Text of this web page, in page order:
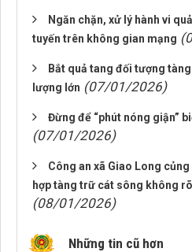
Ngăn chặn, xử lý hành vi
tuyến trên không gian mạng
Bắt quả tang đối tượng
lượng lớn (07/01/2026)
Đừng để “phút nóng giận”
(07/01/2026)
Công an xã Giao Long
hợp tàng trữ cát sông không
(08/01/2026)
Những tin cũ hơn